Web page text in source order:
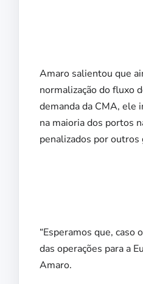
Amaro salientou que
normalização do fluxo
demanda da CMA, ele
na maioria dos portos
penalizados por
“Esperamos que,
das operações para a
Amaro.